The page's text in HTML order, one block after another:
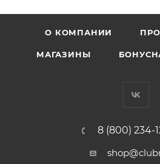
О КОМПАНИИ
МАГАЗИНЫ
8 (800) 234-